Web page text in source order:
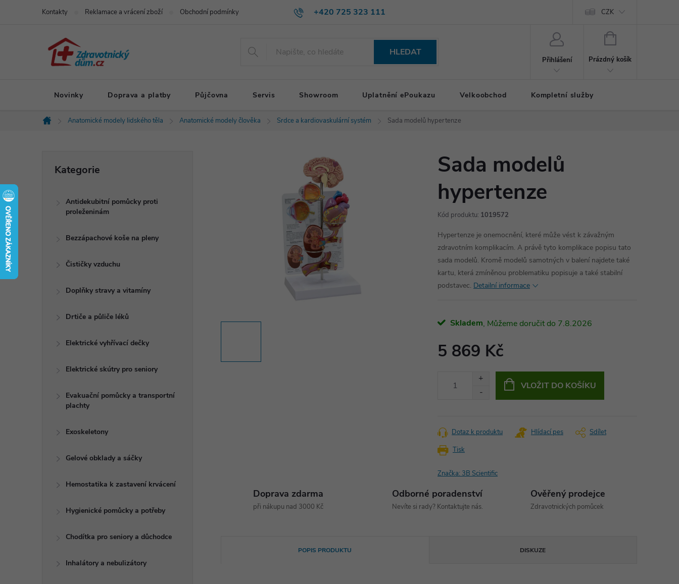
+420 725 323 111
Kontakty Reklamace a vrácení zboží Obchodní podmínky CZK
HLEDAT
Přihlášení
NÁKUPNÍ
Prázdný košík
Novinky Doprava a platby Půjčovna Servis Showroom Uplatnění ePoukazu Velkoobchod Kompletní služby
Domů
Anatomické modely lidského těla Anatomické modely člověka Srdce a kardiovaskulární systém Sada modelů hypertenze
kategorie
Kategorie
Antidekubitní pomůcky proti
proleženinám
Bezzápachové koše na pleny
Čističky vzduchu
Doplňky stravy a vitamíny
Drtiče a půliče léků
Elektrické vyhřívací dečky
Elektrické skútry pro seniory
Evakuační pomůcky a transportní
plachty
Exoskeletony
Gelové obklady a sáčky
Hemostatika k zastavení krvácení
Hygienické pomůcky a potřeby
Chodítka pro seniory a důchodce
Inhalátory a nebulizátory
Sada modelů
hypertenze
Kód produktu: 1019572
Hypertenze je onemocnění, které může vést k závažným
zdravotním komplikacím. A právě tyto komplikace popisu tato
sada modelů. Kromě modelů samotných v balení najdete také
kartu, která zmíněnou problematiku popisuje a také stabilní
podstavec. Detailní informace
Skladem 7.8.2026
5 869 Kč
VLOŽIT DO KOŠÍKU
Tisk
Dotaz k produktu Hlídací pes Sdílet
Značka: 3B Scientific
Doprava zdarma
při nákupu nad 3000 Kč
Odborné poradenství
Nevíte si rady? Kontaktujte nás.
Ověřený prodejce
Zdravotnických pomůcek
POPIS PRODUKTU DISKUZE